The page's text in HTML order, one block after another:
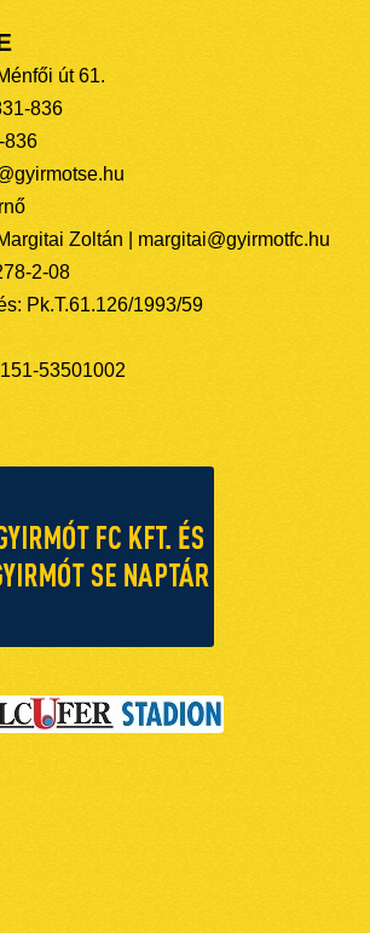
út 61.
836
836
Zoltán | margitai@gyirmotfc.hu
2-08
Pk.T.61.126/1993/59
53501002